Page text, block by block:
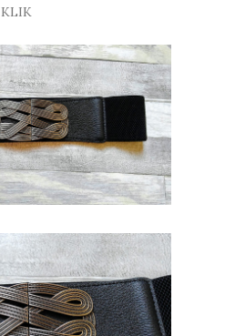
KLIK